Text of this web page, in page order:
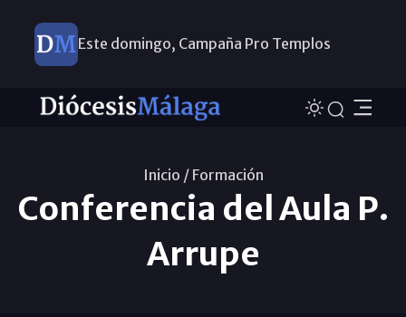
Este domingo, Campaña Pro Templos
Inicio / Formación
Conferencia del Aula P.
Arrupe